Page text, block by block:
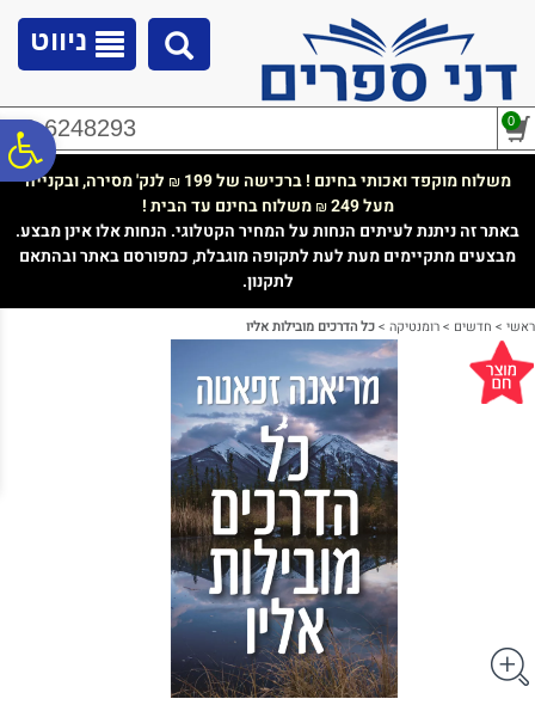
נגישות
ניווט
02-6248293 0
משלוח מוקפד ואכותי בחינם ! ברכישה של 199 ₪ לנק' מסירה, ובקנייה
מעל 249
₪משלוח בחינם עד הבית !
באתר זה ניתנת לעיתים הנחות על המחיר הקטלוגי. הנחות אלו אינן מבצע.
מבצעים מתקיימים מעת לעת לתקופה מוגבלת, כמפורסם באתר ובהתאם
לתקנון.
ראשי > חדשים >רומנטיקה >כל הדרכים מובילות אליו